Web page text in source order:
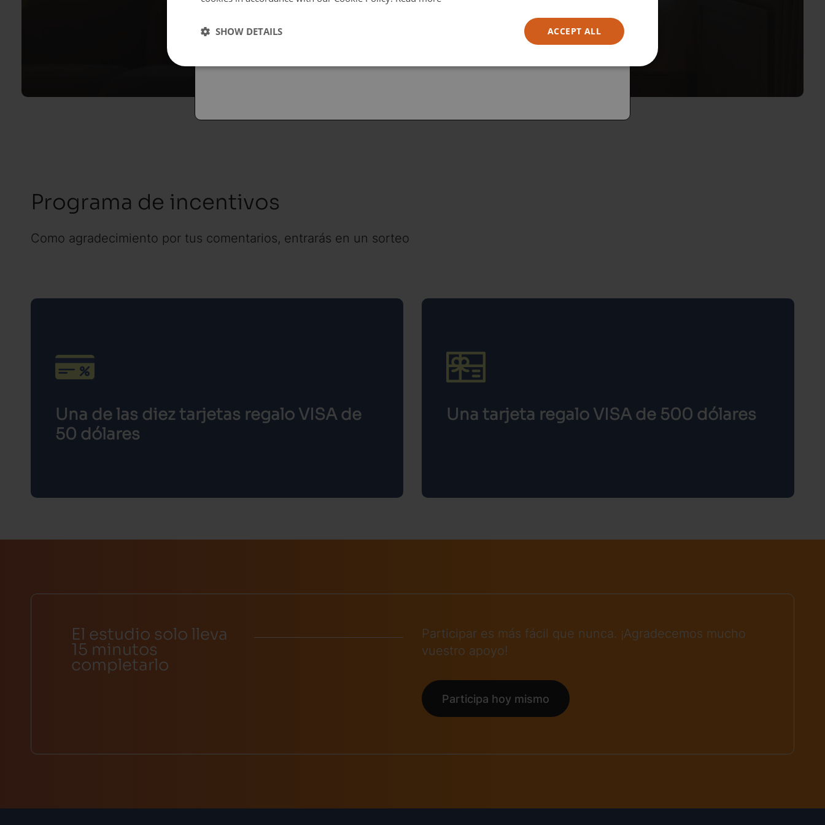
Programa de incentivos
Como agradecimiento por tus comentarios, entrarás en un sorteo
Una de las diez tarjetas regalo VISA de
50 dólares
Una tarjeta regalo VISA de 500 dólares
El estudio solo lleva
15 minutos
completarlo
Participar es más fácil que nunca. ¡Agradecemos mucho
vuestro apoyo!
Participa hoy mismo
Australia
ACCEPT ALL
SHOW DETAILS